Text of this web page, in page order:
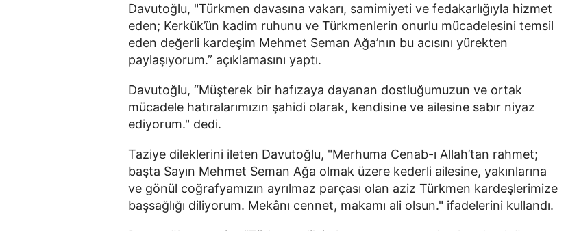
Davutoğlu, "Türkmen davasına vakarı, samimiyeti ve fedakarlığıyla hizmet
eden; Kerkük’ün kadim ruhunu ve Türkmenlerin onurlu mücadelesini temsil
eden değerli kardeşim Mehmet Seman Ağa’nın bu acısını yürekten
paylaşıyorum.” açıklamasını yaptı.
Davutoğlu, “Müşterek bir hafızaya dayanan dostluğumuzun ve ortak
mücadele hatıralarımızın şahidi olarak, kendisine ve ailesine sabır niyaz
ediyorum." dedi.
Taziye dileklerini ileten Davutoğlu, "Merhuma Cenab-ı Allah’tan rahmet;
başta Sayın Mehmet Seman Ağa olmak üzere kederli ailesine, yakınlarına
ve gönül coğrafyamızın ayrılmaz parçası olan aziz Türkmen kardeşlerimize
başsağlığı diliyorum. Mekânı cennet, makamı ali olsun." ifadelerini kullandı.